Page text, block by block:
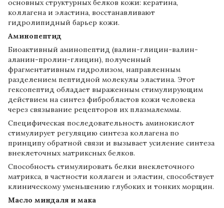
основных структурных белков кожи: кератина,
коллагена и эластина, восстанавливают
гидролипидный барьер кожи.
Аминопептид
Биоактивный аминопептид (валин-глицин-валин-
аланин-пролин-глицин), полученный
фрагментативным гидролизом, направленным
разделением пептидной молекулы эластина. Этот
гексопептид обладает выраженным стимулирующим
действием на синтез фибробластов кожи человека
через связывание рецепторов их плазмалеммы.
Специфическая последовательность аминокислот
стимулирует регуляцию синтеза коллагена по
принципу обратной связи и вызывает усиление синтеза
внеклеточных матриксных белков.
Способность стимулировать белки внеклеточного
матрикса, в частности коллаген и эластин, способствует
клиническому уменьшению глубоких и тонких морщин.
Масло миндаля и мака